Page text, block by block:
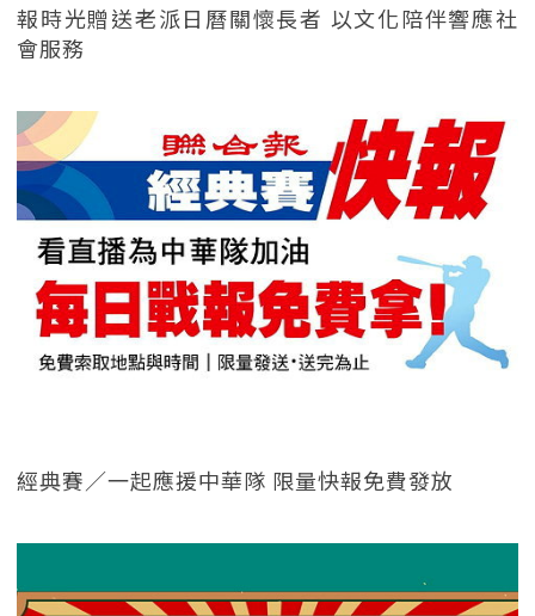
報時光贈送老派日曆關懷長者 以文化陪伴響應社
會服務
經典賽／一起應援中華隊 限量快報免費發放